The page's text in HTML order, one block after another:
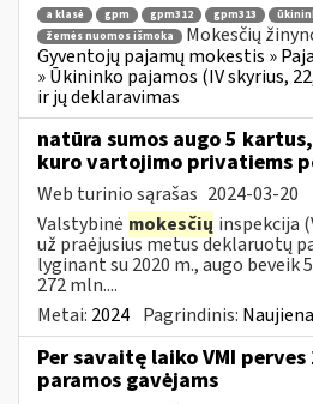
a klasė gpm gpm312 gpm313
žemės nuomos išmoka
Mokesčių
Gyventojų pajamų mokestis »
» Ūkininko pajamos (IV skyrius,
ir jų deklaravimas
natūra sumos augo 5
kuro vartojimo privatiems
Web turinio sąrašas 2024-03-20
Valstybinė mokesčių inspekcija
už praėjusius metus deklaruotų
lyginant su 2020 m., augo beveik
272 mln....
Metai: 2024 Pagrindinis: Naujiena
Per savaitę laiko VMI
paramos gavėjams